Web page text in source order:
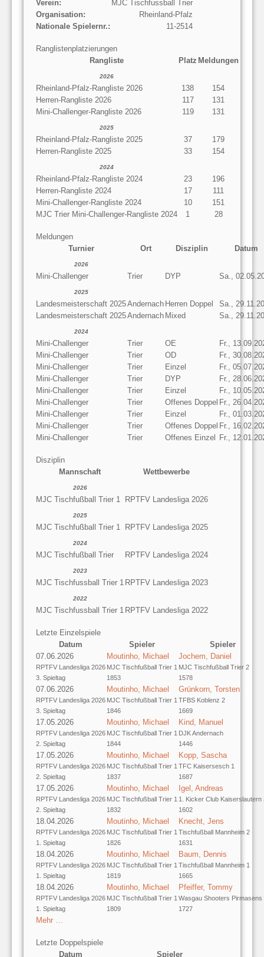
Verein:
MJC Tischfussball Trier
Organisation:
Rheinland-Pfalz
Nationale Spielernr.:
11-2514
Ranglistenplatzierungen
Rangliste
Platz Meldungen
2026
Rheinland-Pfalz-Rangliste 2026 138
154
Herren-Rangliste 2026
117
131
Mini-Challenger-Rangliste 2026
119 131
2025
Rheinland-Pfalz-Rangliste 2025 37
179
Herren-Rangliste 2025
33 154
2024
Rheinland-Pfalz-Rangliste 2024 23
196
Herren-Rangliste 2024
17
111
Mini-Challenger-Rangliste 2024
10
151
MJC Trier Mini-Challenger-Rangliste 2024
1 28
Meldungen
Turnier
Ort Disziplin Datum
2026
Mini-Challenger Trier DYP Sa.,
2025
Landesmeisterschaft 2025Andernach Herren Doppel
Sa.,
Landesmeisterschaft 2025Andernach Mixed Sa.,
2024
Mini-Challenger Trier OE
Fr.,
Mini-Challenger
Trier OD
Fr.,
Mini-Challenger
Trier Einzel
Fr.,
Mini-Challenger
Trier DYP
Fr.,
Mini-Challenger
Trier Einzel
Fr.,
Mini-Challenger
Trier Offenes Doppel Fr.,
Mini-Challenger
Trier Einzel
Fr.,
Mini-Challenger
Trier Offenes Doppel Fr.,
Mini-Challenger
Trier Offenes Einzel Fr.,
Disziplin
Mannschaft
Wettbewerbe
2026
MJC Tischfußball Trier 1 RPTFV Landesliga 2026
2025
MJC Tischfußball Trier 1 RPTFV Landesliga 2025
2024
MJC Tischfußball Trier RPTFV Landesliga 2024
2023
MJC Tischfussball Trier 1 RPTFV Landesliga 2023
2022
MJC Tischfussball Trier 1 RPTFV Landesliga 2022
Letzte Einzelspiele
Datum
Spieler
Spieler
07.06.2026
RPTFV Landesliga 2026
3. Spieltag
Moutinho, Michael
MJC Tischfußball Trier 1
1853
Jochem, Daniel
MJC Tischfußball Trier 2
1578
07.06.2026
RPTFV Landesliga 2026
3. Spieltag
Moutinho, Michael
MJC Tischfußball Trier 1
1846
Grünkorn, Torsten
TFBS Koblenz 2
1669
17.05.2026
RPTFV Landesliga 2026
2. Spieltag
Moutinho, Michael
MJC Tischfußball Trier 1
1844
Kind, Manuel
DJK Andernach
1446
17.05.2026
RPTFV Landesliga 2026
2. Spieltag
Moutinho, Michael
MJC Tischfußball Trier 1
1837
Kopp, Sascha
TFC Kaisersesch 1
1687
17.05.2026
RPTFV Landesliga 2026
2. Spieltag
Moutinho, Michael
MJC Tischfußball Trier 1
1832
Igel, Andreas
1. Kicker Club Kaiserslautern
1602
18.04.2026
RPTFV Landesliga 2026
1. Spieltag
Moutinho, Michael
MJC Tischfußball Trier 1
1826
Knecht, Jens
Tischfußball Mannheim 2
1631
18.04.2026
RPTFV Landesliga 2026
1. Spieltag
Moutinho, Michael
MJC Tischfußball Trier 1
1819
Baum, Dennis
Tischfußball Mannheim 1
1665
18.04.2026
RPTFV Landesliga 2026
1. Spieltag
Moutinho, Michael
MJC Tischfußball Trier 1
1809
Pfeiffer, Tommy
Wasgau Shooters Pirmasens
1727
Mehr …
Letzte Doppelspiele
Datum
Spieler